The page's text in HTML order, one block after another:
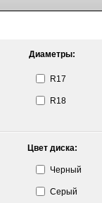
Диаметры:
R17
R18
Цвет диска:
Черный
Серый